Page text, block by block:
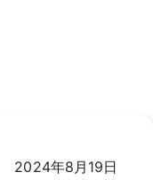
2024年8月19日